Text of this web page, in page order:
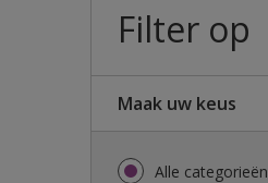
Filter op
Maak uw keus
Alle categorieën